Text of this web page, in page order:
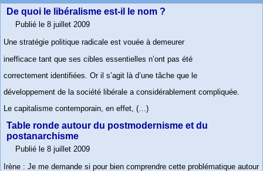
De quoi le libéralisme est-il le nom ?
Publié le 8 juillet 2009
Une stratégie politique radicale est vouée à demeurer
inefficace tant que ses cibles essentielles n’ont pas été
correctement identifiées. Or il s’agit là d’une tâche que le
développement de la société libérale a considérablement compliquée.
Le capitalisme contemporain, en effet, (…)
Table ronde autour du postmodernisme et du
postanarchisme
Publié le 8 juillet 2009
Irène : Je me demande si pour bien comprendre cette problématique autour